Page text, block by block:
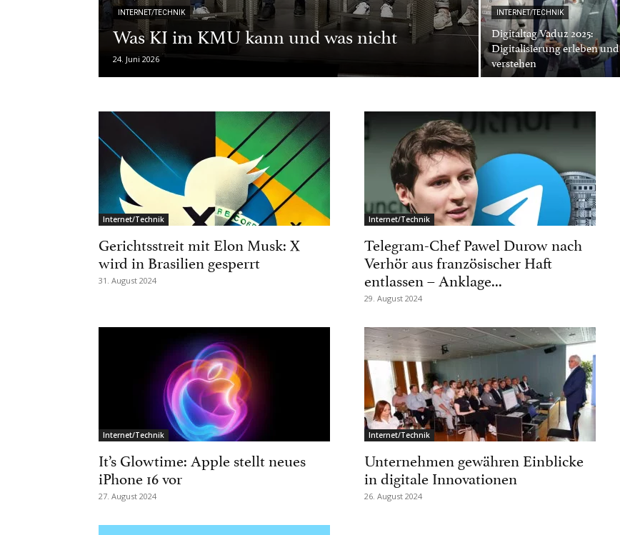
INTERNET/TECHNIK
Was KI im KMU kann und was nicht
24. Juni 2026
INTERNET/TECHNIK
Digitaltag Vaduz 2025:
Digitalisierung erleben und
verstehen
Internet/Technik
Gerichtsstreit mit Elon Musk: X
wird in Brasilien gesperrt
31. August 2024
Internet/Technik
Telegram-Chef Pawel Durow nach
Verhör aus französischer Haft
entlassen – Anklage...
29. August 2024
Internet/Technik
It’s Glowtime: Apple stellt neues
iPhone 16 vor
27. August 2024
Internet/Technik
Unternehmen gewähren Einblicke
in digitale Innovationen
26. August 2024